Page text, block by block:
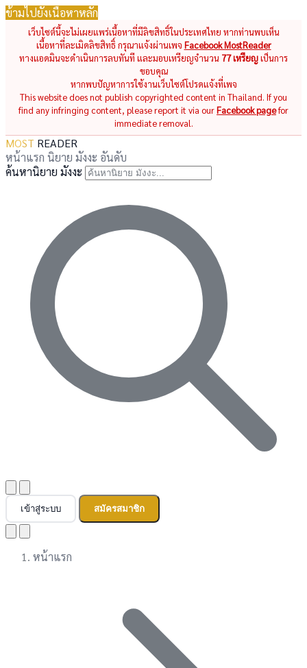
ข้ามไปยังเนื้อหาหลัก
เว็บไซต์นี้จะไม่เผยแพร่เนื้อหาที่มีลิขสิทธิ์ในประเทศไทย หากท่านพบเห็น
เนื้อหาที่ละเมิดลิขสิทธิ์ กรุณาแจ้งผ่านเพจ Facebook MostReader
ทางแอดมินจะดำเนินการลบทันที และมอบเหรียญจำนวน 77 เหรียญเป็นการ
ขอบคุณ
หากพบปัญหาการใช้งานเว็บไซต์โปรดแจ้งที่เพจ
This website does not publish copyrighted content in Thailand. If you
find any infringing content, please report it via ourFacebook pagefor
immediate removal.
MOST READER
หน้าแรก นิยาย มังงะ อันดับ
ค้นหานิยาย มังงะ
เข้าสู่ระบบ สมัครสมาชิก
หน้าแรก